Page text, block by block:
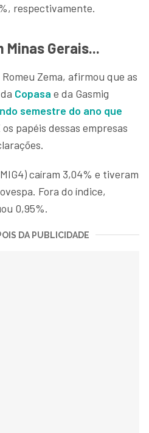
respectivamente.
Minas Gerais...
Zema, afirmou que as
Copasa e da Gasmig
semestre do ano que
papéis dessas empresas
caíram 3,04% e tiveram
Fora do índice,
0,95%.
DA PUBLICIDADE